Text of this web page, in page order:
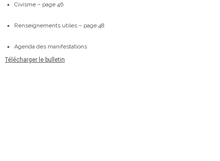
Civisme – page 46
Renseignements utiles – page 48
Agenda des manifestations
Télécharger le bulletin